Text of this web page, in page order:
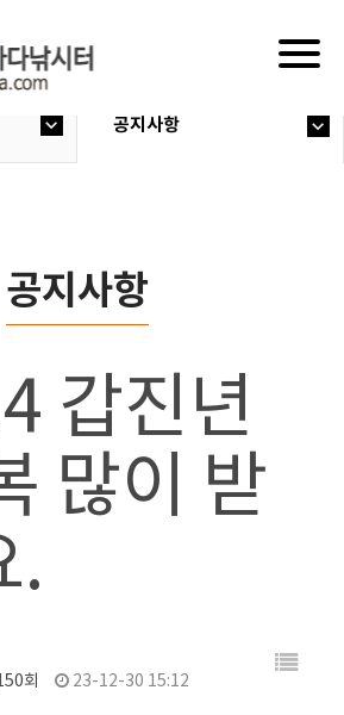
공지사항
공지사항
갑진년
많이 받
.
회 23-12-30 15:12